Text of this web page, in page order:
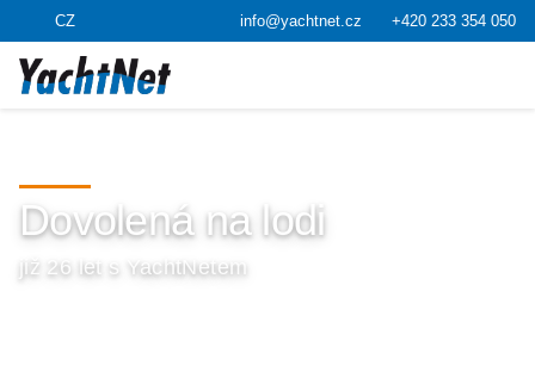
CZ info@yachtnet.cz +420 233 354 050
Dovolená na lodi
již 26 let s YachtNetem